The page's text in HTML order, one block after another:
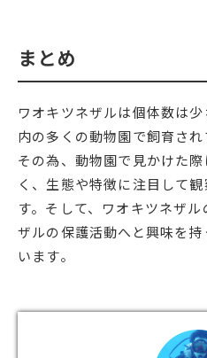
まとめ
ワオキツネザルは個体数は
内の多くの動物園で飼育され
その為、動物園で見かけた
く、生態や特徴に注目して
す。そして、ワオキツネザ
ザルの保護活動へと興味を
います。